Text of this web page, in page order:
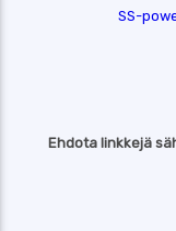
SS-
Ehdota linkkejä